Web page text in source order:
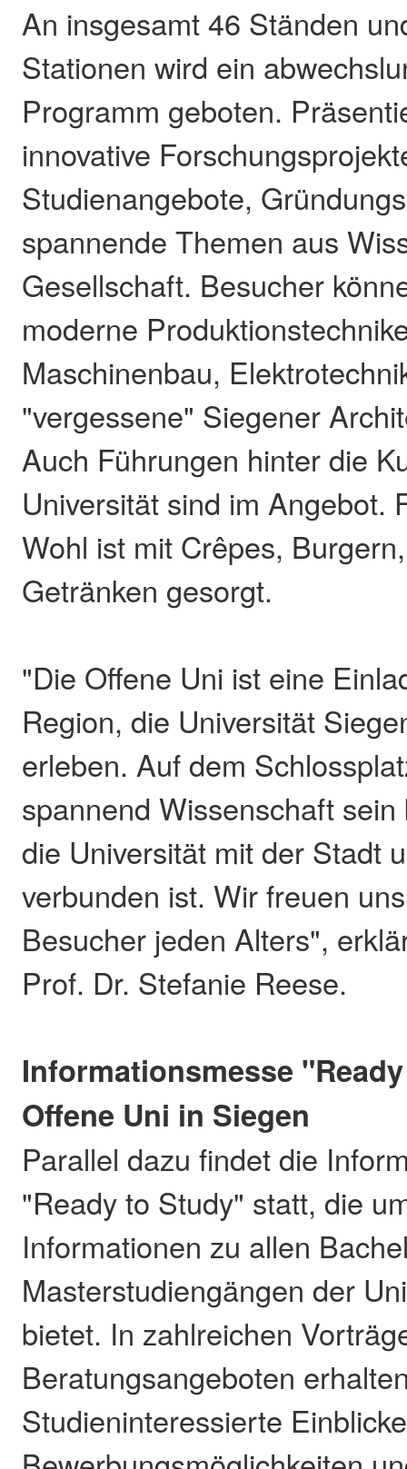
An insgesamt 46 Ständen
Stationen wird ein
Programm geboten.
innovative
Studienangebote,
spannende Themen aus
Gesellschaft. Besucher
moderne
Maschinenbau,
"vergessene" Siegener
Auch Führungen hinter die
Universität sind im Angebot.
Wohl ist mit Crêpes,
Getränken gesorgt.
"Die Offene Uni ist eine
Region, die Universität
erleben. Auf dem
spannend Wissenschaft
die Universität mit der Stadt
verbunden ist. Wir freuen
Besucher jeden Alters",
Prof. Dr. Stefanie Reese.
Informationsmesse
Offene Uni in Siegen
Parallel dazu findet die
"Ready to Study" statt, die
Informationen zu allen
Masterstudiengängen der
bietet. In zahlreichen
Beratungsangeboten
Studieninteressierte